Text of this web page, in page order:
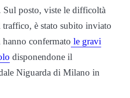
Sul posto, viste le difficoltà
è stato subito inviato
confermato le gravi
disponendone il
Niguarda di Milano in